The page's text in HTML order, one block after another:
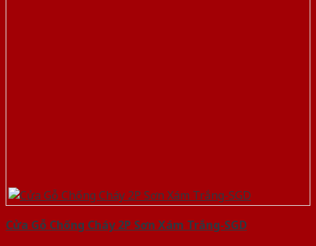
Cửa Gỗ Chống Cháy 2P Sơn Xám Trắng-SGD